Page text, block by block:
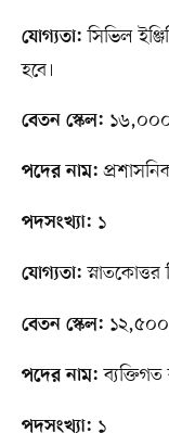
যোগ্যতা: সিভিল
হবে।
বেতন স্কেল:
পদের নাম:
পদসংখ্যা: ১
যোগ্যতা: স্নাতকোত্তর
বেতন স্কেল:
পদের নাম:
পদসংখ্যা: ১